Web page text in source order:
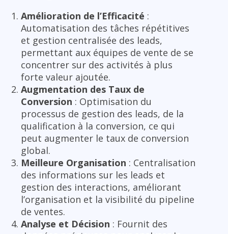
Amélioration de l’Efficacité :
Automatisation des tâches répétitives
et gestion centralisée des leads,
permettant aux équipes de vente de se
concentrer sur des activités à plus
forte valeur ajoutée.
Augmentation des Taux de
Conversion : Optimisation du
processus de gestion des leads, de la
qualification à la conversion, ce qui
peut augmenter le taux de conversion
global.
Meilleure Organisation : Centralisation
des informations sur les leads et
gestion des interactions, améliorant
l’organisation et la visibilité du pipeline
de ventes.
Analyse et Décision : Fournit des